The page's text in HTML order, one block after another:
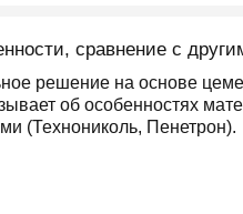
сравнение с
решение на основе
об особенностях
(Технониколь, Пенетрон).